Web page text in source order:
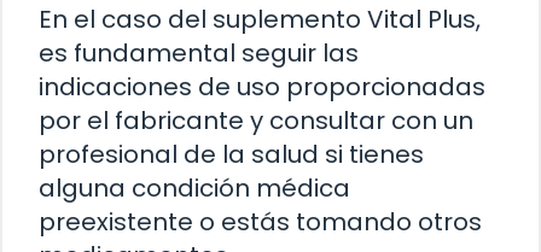
En el caso del suplemento Vital Plus,
es fundamental seguir las
indicaciones de uso proporcionadas
por el fabricante y consultar con un
profesional de la salud si tienes
alguna condición médica
preexistente o estás tomando otros